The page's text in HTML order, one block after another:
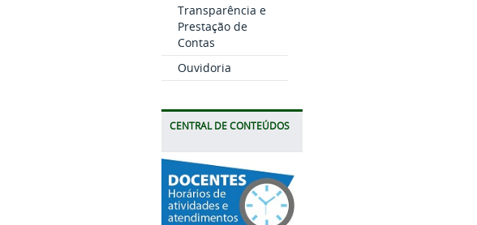
Transparência e
Prestação de
Contas
Ouvidoria
CENTRAL DE CONTEÚDOS